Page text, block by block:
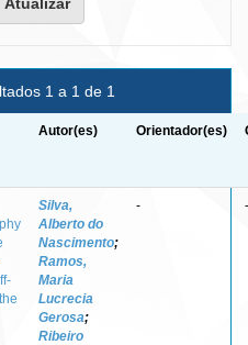
1 a 1 de 1
Autor(es) Orientador(es)
Silva,
Alberto do
Nascimento;
Ramos,
Maria
Lucrecia
Gerosa;
Ribeiro
- -